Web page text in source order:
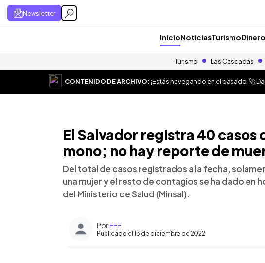
Newsletter
InicioNoticiasTurismo
Turismo Las Cascadas
CONTENIDO DE ARCHIVO:¡Estás navegando en el pasado! 🚀
El Salvador registra 40 casos
mono; no hay reporte de
Del total de casos registrados a la fecha,
una mujer y el resto de contagios se ha dado en
del Ministerio de Salud (Minsal).
PorEFE
Publicado el 13 de diciembre de 2022